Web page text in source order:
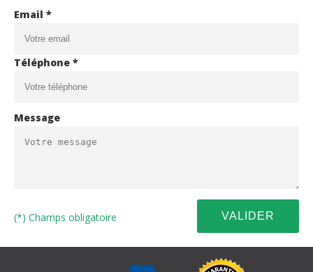
Email *
Téléphone *
Message
(*) Champs obligatoire